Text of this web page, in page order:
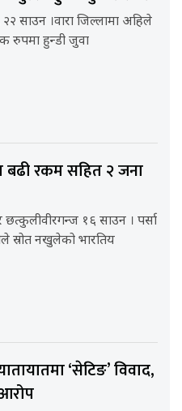
२२ साउन ।वारा जिल्लामा अहिले
रुपमा हुन्डी जुवा
बढी रकम सहित २ जना
१६ साउन । पर्सा
स्रोत नखुलेको भारतिय
‘सेटिङ’ विवाद,